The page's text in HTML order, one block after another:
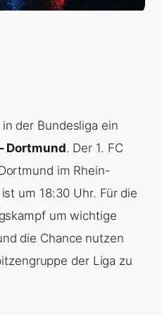
der Bundesliga ein
Dortmund. Der 1. FC
im Rhein-
um 18:30 Uhr. Für die
um wichtige
die Chance nutzen
der Liga zu